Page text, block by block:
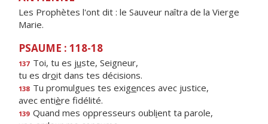
Les Prophètes l'ont dit : le Sauveur naîtra de la Vierge
Marie.
PSAUME : 118-18
137 Toi, tu es juste, Seigneur,
tu es droit dans tes décisions.
138 Tu promulgues tes exigences avec justice,
avec entière fidélité.
139 Quand mes oppresseurs oublient ta parole,